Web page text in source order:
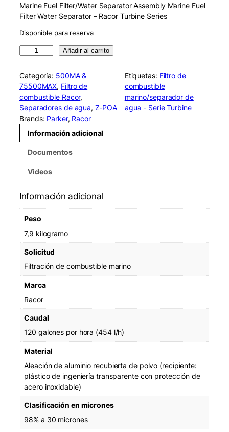
Marine Fuel Filter/Water Separator Assembly Marine Fuel
Filter Water Separator – Racor Turbine Series
Disponible para reserva
c
o
r
7
5
5
0
T
b
e
r
Añadir al carrito
Categoría: 500MA &
75500MAX, Filtro de
combustible Racor
Separadores de agua, Z-POA
Etiquetas: Filtro de
combustible
marino/separador de
agua - Serie Turbine
Brands: Parker, Racor
Información adicional
Documentos
Videos
Información adicional
Peso
7,9 kilogramo
Solicitud
Filtración de combustible marino
Marca
Racor
Caudal
120 galones por hora (454 l/h)
Material
Aleación de aluminio recubierta de polvo (recipiente:
plástico de ingeniería transparente con protección de
acero inoxidable)
Clasificación en micrones
98% a 30 micrones